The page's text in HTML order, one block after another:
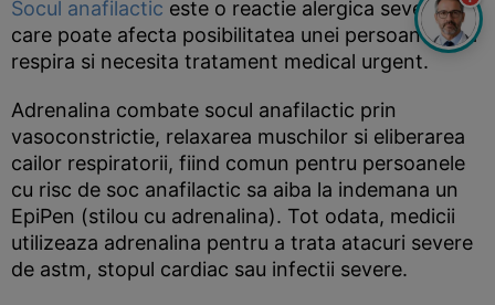
Socul anafilactic este o reactie alergica severa
care poate afecta posibilitatea unei persoane de a
respira si necesita tratament medical urgent.
Adrenalina combate socul anafilactic prin
vasoconstrictie, relaxarea muschilor si eliberarea
cailor respiratorii, fiind comun pentru persoanele
cu risc de soc anafilactic sa aiba la indemana un
EpiPen (stilou cu adrenalina). Tot odata, medicii
utilizeaza adrenalina pentru a trata atacuri severe
de astm, stopul cardiac sau infectii severe.